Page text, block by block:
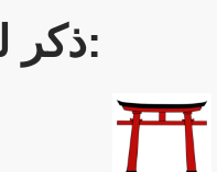
ذكر للشخصية: